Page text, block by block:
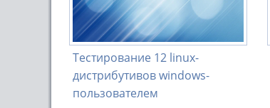
Тестирование 12 linux-
дистрибутивов windows-
пользователем